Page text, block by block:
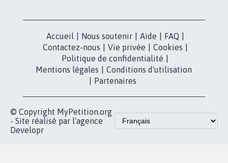
Accueil Nous soutenir Aide FAQ
Contactez-nous
Vie privée Cookies
Politique de confidentialité
Mentions légales
Conditions d'utilisation
Partenaires
© Copyright MyPetition.org
- Site réalisé par l'agence
Developr